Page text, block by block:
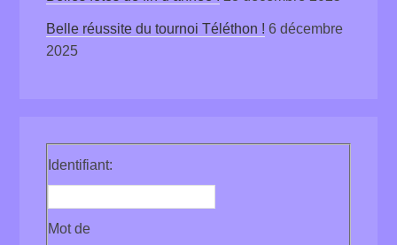
Belle réussite du tournoi Téléthon ! 6 décembre
2025
Identifiant:
Mot de